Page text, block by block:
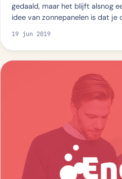
gedaald, maar het blijft alsnog
idee van zonnepanelen is dat
19 jun 2019